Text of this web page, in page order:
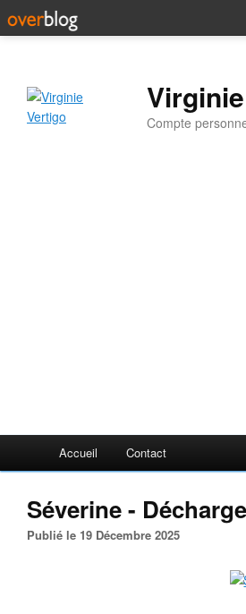
Compte
Accueil Contact
Séverine - Décharge
Publié le 19 Décembre 2025